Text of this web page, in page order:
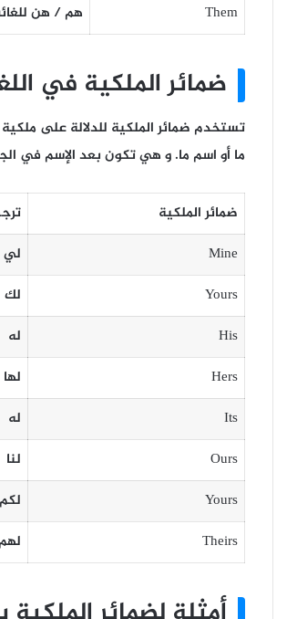
Them
هم / هن
ضمائر الملكية في
تستخدم ضمائر الملكية للدلالة على
ما أو اسم ما. و هي تكون بعد الإسم في
ضمائر الملكية
Mine
لي
Yours
لك
His
له
Hers
لها
Its
له
Ours
لنا
Yours
Theirs